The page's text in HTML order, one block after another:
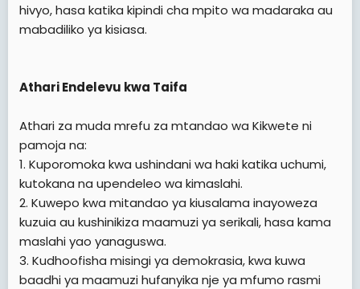
hivyo, hasa katika kipindi cha mpito wa madaraka au
mabadiliko ya kisiasa.
Athari Endelevu kwa Taifa
Athari za muda mrefu za mtandao wa Kikwete ni
pamoja na:
1. Kuporomoka kwa ushindani wa haki katika uchumi,
kutokana na upendeleo wa kimaslahi.
2. Kuwepo kwa mitandao ya kiusalama inayoweza
kuzuia au kushinikiza maamuzi ya serikali, hasa kama
maslahi yao yanaguswa.
3. Kudhoofisha misingi ya demokrasia, kwa kuwa
baadhi ya maamuzi hufanyika nje ya mfumo rasmi